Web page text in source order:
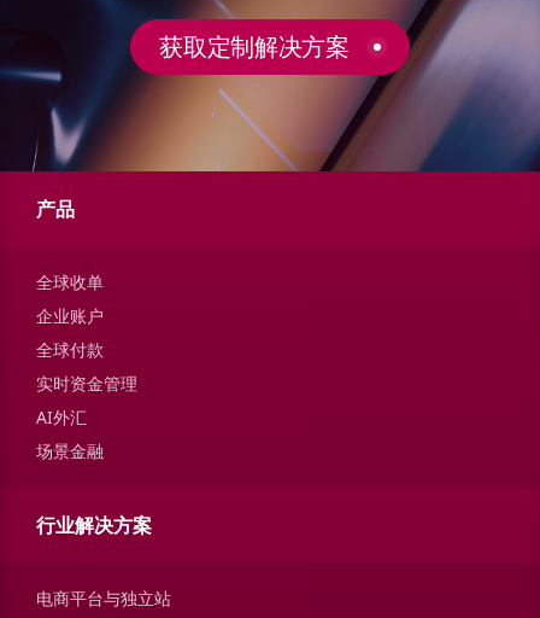
获取定制解决方案
产品
全球收单
企业账户
全球付款
实时资金管理
AI外汇
场景金融
行业解决方案
电商平台与独立站